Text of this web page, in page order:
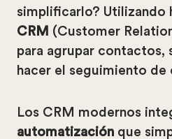
simplificarlo? Utilizando
CRM (Customer
para agrupar contactos,
hacer el seguimiento de
Los CRM modernos
automatización que